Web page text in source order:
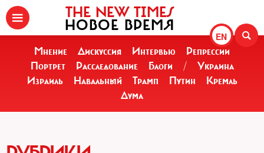
EN
THE NEW TIMES
НОВОЕ ВРЕМЯ
Мнение Дискуссия Интервью
Репрессии
Портрет
Расследование Блоги /
Украина
Израиль
Навальный Трамп Путин
Кремль
Дума